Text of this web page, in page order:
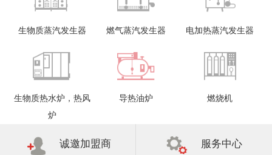
生物质蒸汽发生器 燃气蒸汽发生器 电加热蒸汽发生器
生物质热水炉，热风
炉
导热油炉 燃烧机
诚邀加盟商 服务中心